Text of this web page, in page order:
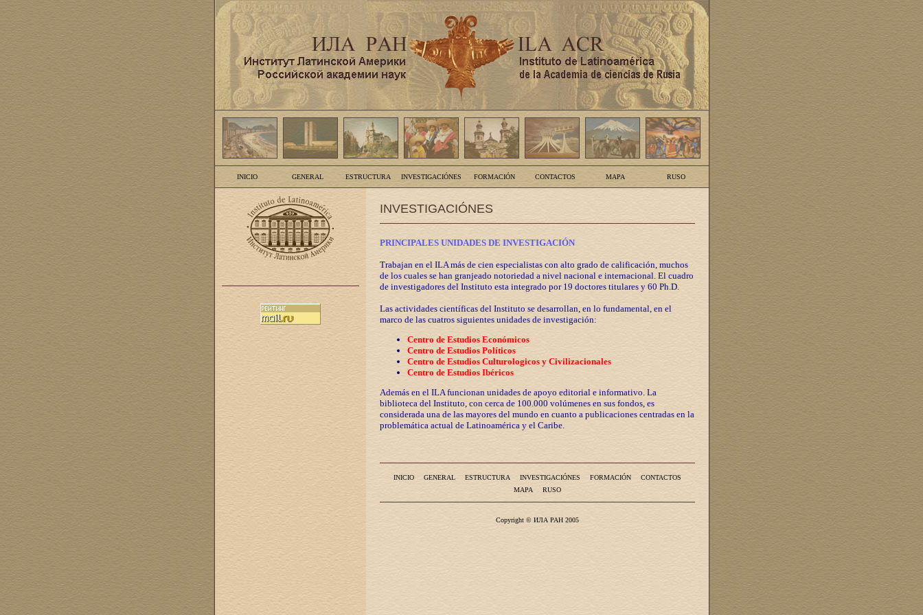
INICIO GENERAL ESTRUCTURA INVESTIGACIÓNES FORMACIÓN CONTACTOS MAPA RUSO
INVESTIGACIÓNES
PRINCIPALES UNIDADES DE INVESTIGACIÓN
Trabajan en el ILA más de cien especialistas con alto grado de calificación, muchos
de los cuales se han granjeado notoriedad a nivel nacional e internacional. El cuadro
de investigadores del Instituto esta integrado por 19 doctores titulares y 60 Ph.D.
Las actividades científicas del Instituto se desarrollan, en lo fundamental, en el
marco de las cuatros siguientes unidades de investigación:
Centro de Estudios Económicos
Centro de Estudios Políticos
Centro de Estudios Culturologicos y Civilizacionales
Centro de Estudios Ibéricos
Además en el ILA funcionan unidades de apoyo editorial e informativo. La
biblioteca del Instituto, con cerca de 100.000 volúmenes en sus fondos, es
considerada una de las mayores del mundo en cuanto a publicaciones centradas en la
problemática actual de Latinoamérica y el Caribe.
INICIO GENERAL ESTRUCTURA INVESTIGACIÓNES FORMACIÓN
CONTACTOS
MAPA
RUSO
Copyright © ИЛА РАН 2005